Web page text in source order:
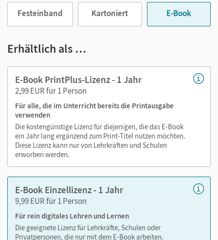
Medien in diesem E-Book:
Erklärfilme
Audios
Videos
Lösungen der Bilan-Aufgaben
Links auf zusätzlichen Materialien
Festeinband Kartoniert E-Book
Erhältlich als …
E-Book PrintPlus-Lizenz - 1 Jahr
2,99 EUR für 1 Person
Für alle, die im Unterricht bereits die Printausgabe
verwenden
Die kostengünstige Lizenz für diejenigen, die das E-Book
ein Jahr lang ergänzend zum Print-Titel nutzen möchten.
Diese Lizenz kann nur von Lehrkräften und Schulen
erworben werden.
E-Book Einzellizenz - 1 Jahr
9,99 EUR für 1 Person
Für rein digitales Lehren und Lernen
Die geeignete Lizenz für Lehrkräfte, Schulen oder
Privatpersonen, die nur mit dem E-Book arbeiten.